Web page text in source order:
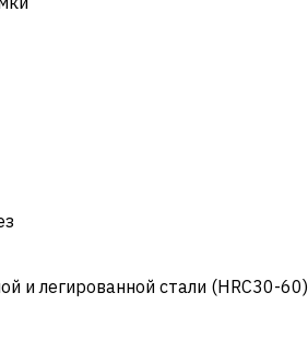
и легированной стали (HRC30-60)